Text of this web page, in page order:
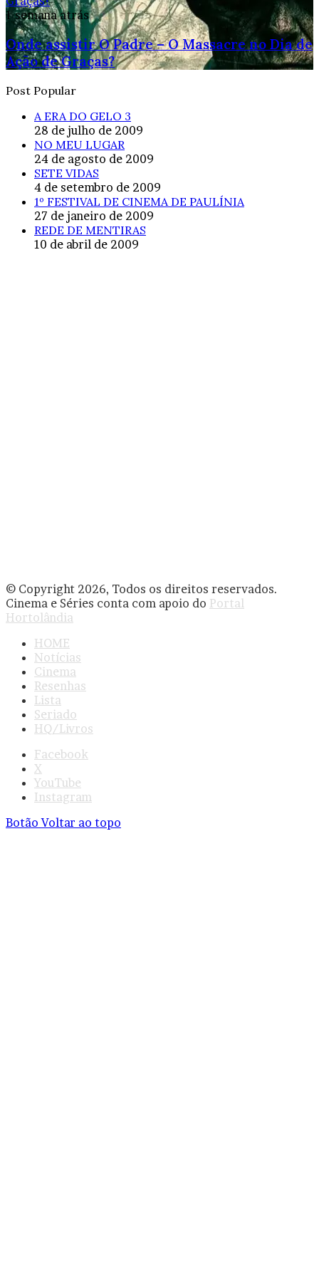
1 semana atrás
Onde assistir O Padre – O Massacre no Dia de
Ação de Graças?
Post Popular
A ERA DO GELO 3
28 de julho de 2009
NO MEU LUGAR
24 de agosto de 2009
SETE VIDAS
4 de setembro de 2009
1º FESTIVAL DE CINEMA DE PAULÍNIA
27 de janeiro de 2009
REDE DE MENTIRAS
10 de abril de 2009
© Copyright 2026, Todos os direitos reservados.
Cinema e Séries conta com apoio do Portal
Hortolândia
HOME
Notícias
Cinema
Resenhas
Lista
Seriado
HQ/Livros
Facebook
X
YouTube
Instagram
Botão Voltar ao topo